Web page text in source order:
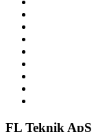
FL Teknik ApS